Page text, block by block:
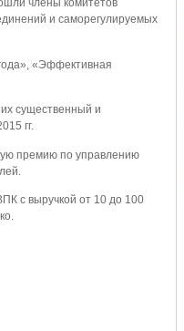
члены комитетов
и саморегулируемых
«Эффективная
существенный и
гг.
премию по управлению
с выручкой от 10 до 100